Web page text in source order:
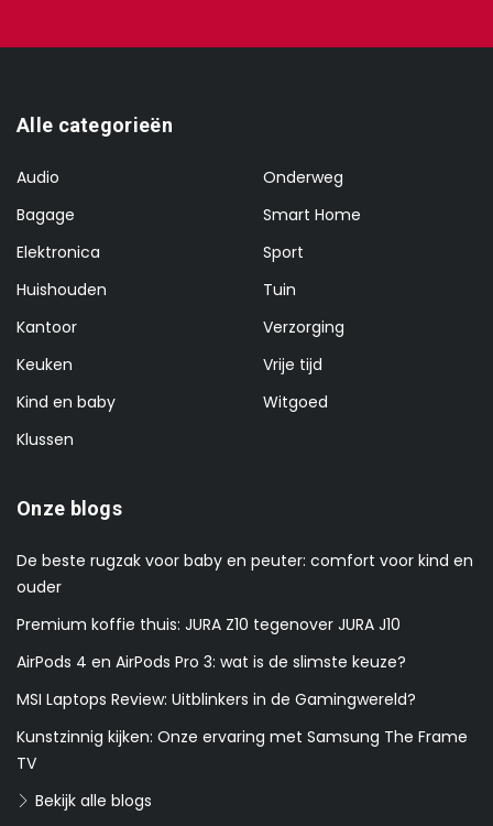
Alle categorieën
Audio
Bagage
Elektronica
Huishouden
Kantoor
Keuken
Kind en baby
Klussen
Onderweg
Smart Home
Sport
Tuin
Verzorging
Vrije tijd
Witgoed
Onze blogs
De beste rugzak voor baby en peuter: comfort voor kind en
ouder
Premium koffie thuis: JURA Z10 tegenover JURA J10
AirPods 4 en AirPods Pro 3: wat is de slimste keuze?
MSI Laptops Review: Uitblinkers in de Gamingwereld?
Kunstzinnig kijken: Onze ervaring met Samsung The Frame
TV
Bekijk alle blogs